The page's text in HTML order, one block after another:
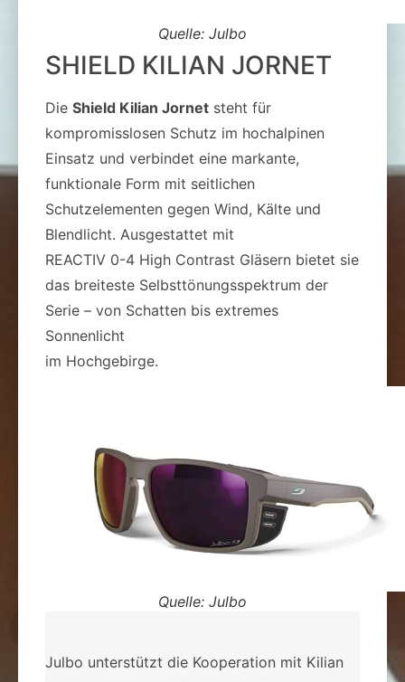
Quelle: Julbo
SHIELD KILIAN JORNET
Die Shield Kilian Jornet steht für
kompromisslosen Schutz im hochalpinen
Einsatz und verbindet eine markante,
funktionale Form mit seitlichen
Schutzelementen gegen Wind, Kälte und
Blendlicht. Ausgestattet mit
REACTIV 0-4 High Contrast Gläsern bietet sie
das breiteste Selbsttönungsspektrum der
Serie – von Schatten bis extremes
Sonnenlicht
im Hochgebirge.
Quelle: Julbo
Julbo unterstützt die Kooperation mit Kilian